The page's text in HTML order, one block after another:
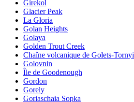
Girekol
Glacier Peak
La Gloria
Golan Heights
Golaya
Golden Trout Creek
Chaîne volcanique de Golets-Tornyi
Golovnin
Île de Goodenough
Gordon
Gorely
Goriaschaia Sopka